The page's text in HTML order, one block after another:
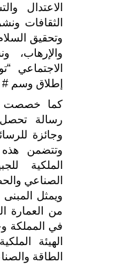
الاعتدال
الثقافات
وتحقيق
والإرهاب،
الاجتماعي
إطلاق وسم #
كما خصصت
رسالة
وجائزة
وتتضمن هذه
الملكية
الصناعي
ويمثل
من العمارة
في المملكة
الهيئة
الطاقة